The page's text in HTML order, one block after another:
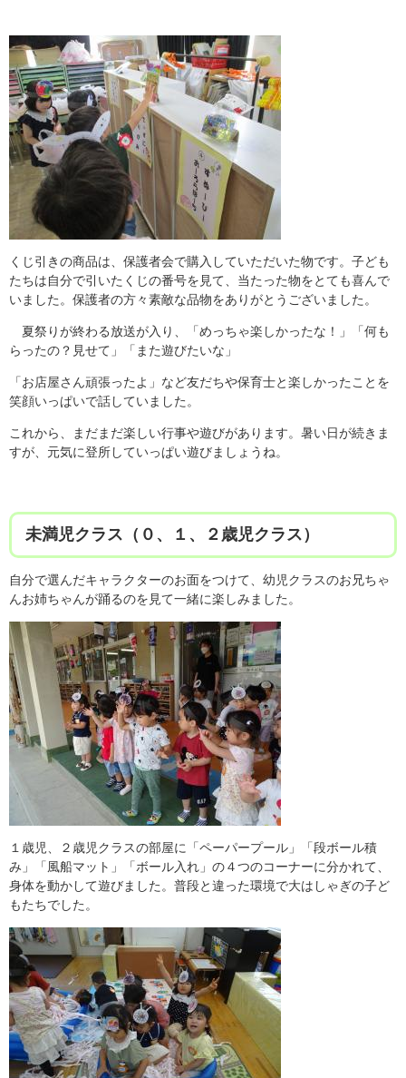
くじ引きの商品は、保護者会で購入していただいた物です。子ども
たちは自分で引いたくじの番号を見て、当たった物をとても喜んで
いました。保護者の方々素敵な品物をありがとうございました。
夏祭りが終わる放送が入り、「めっちゃ楽しかったな！」「何も
らったの？見せて」「また遊びたいな」
「お店屋さん頑張ったよ」など友だちや保育士と楽しかったことを
笑顔いっぱいで話していました。
これから、まだまだ楽しい行事や遊びがあります。暑い日が続きま
すが、元気に登所していっぱい遊びましょうね。
未満児クラス（０、１、２歳児クラス）
自分で選んだキャラクターのお面をつけて、幼児クラスのお兄ちゃ
んお姉ちゃんが踊るのを見て一緒に楽しみました。
１歳児、２歳児クラスの部屋に「ペーパープール」「段ボール積
み」「風船マット」「ボール入れ」の４つのコーナーに分かれて、
身体を動かして遊びました。普段と違った環境で大はしゃぎの子ど
もたちでした。